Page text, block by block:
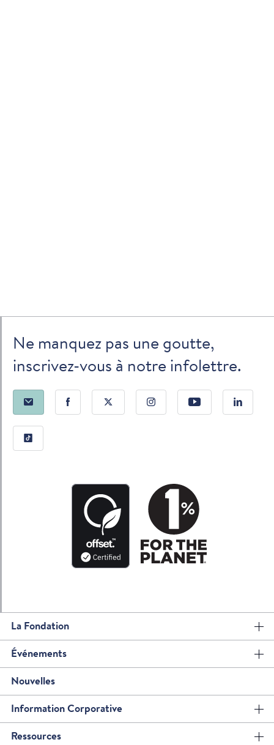
Ne manquez pas une goutte,
inscrivez-vous à notre infolettre.
La Fondation
Événements
Nouvelles
Information Corporative
Ressources